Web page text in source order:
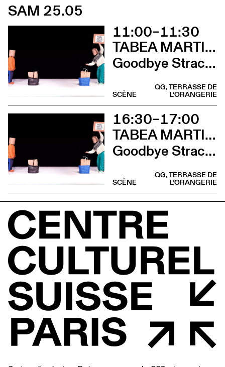
SAM 25.05
11:00–11:30
TABEA MARTIN & CIE BEWEGGRUND
Goodbye Stracciatella
QG, TERRASSE DE
L’ORANGERIE
SCÈNE
16:30–17:00
TABEA MARTIN & CIE BEWEGGRUND
Goodbye Stracciatella
QG, TERRASSE DE
L’ORANGERIE
SCÈNE